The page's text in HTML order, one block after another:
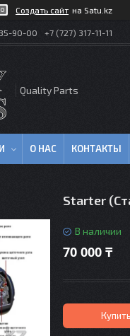
Создать сайт на Satu.kz
90-00 +7 (727) 317-11-11
Quality Parts
О НАС КОНТАКТЫ
Starter
В наличии
70 000 ₸
Купить